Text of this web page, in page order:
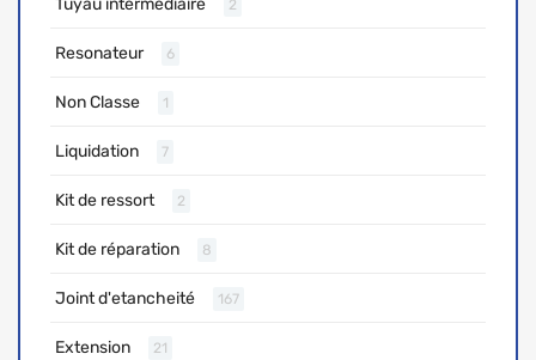
Tuyau intermediaire 2
Resonateur 6
Non Classe 1
Liquidation 7
Kit de ressort 2
Kit de réparation 8
Joint d'etancheité 167
Extension 21